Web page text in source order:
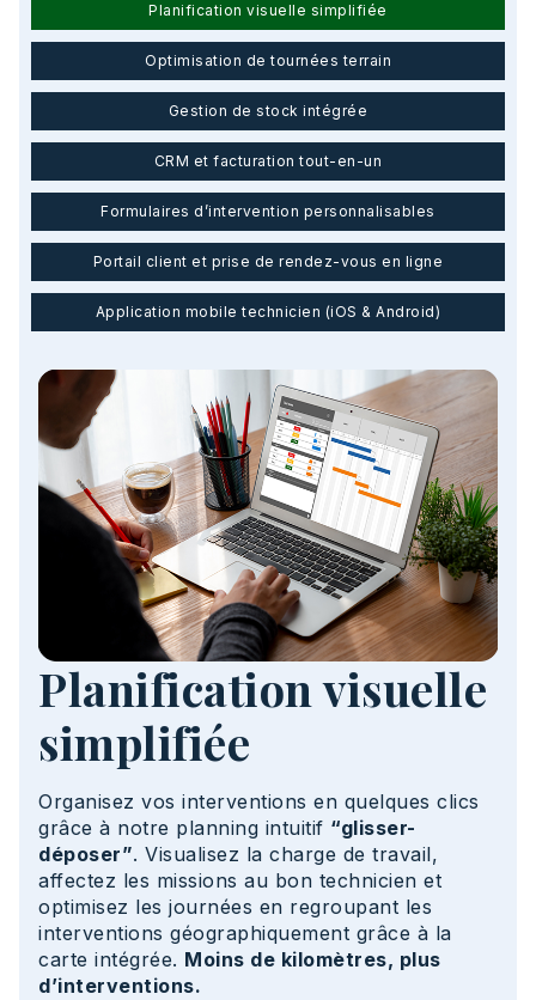
Planification visuelle simplifiée
Optimisation de tournées terrain
Gestion de stock intégrée
CRM et facturation tout-en-un
Formulaires d’intervention personnalisables
Portail client et prise de rendez-vous en ligne
Application mobile technicien (iOS & Android)
Planification visuelle
simplifiée
Organisez vos interventions en quelques clics
grâce à notre planning intuitif “glisser-
déposer”. Visualisez la charge de travail,
affectez les missions au bon technicien et
optimisez les journées en regroupant les
interventions géographiquement grâce à la
carte intégrée. Moins de kilomètres, plus
d’interventions.